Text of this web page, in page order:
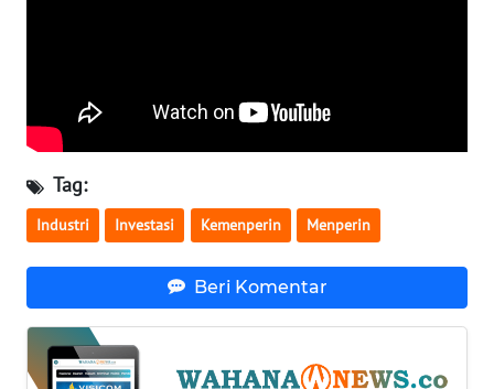
Tag:
Industri Investasi Kemenperin Menperin
Beri Komentar
SUMSEL
BENGKULU
JATENG